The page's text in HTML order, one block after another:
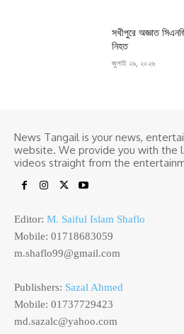
সখীপুরে অজ্ঞাত
নিহত
জুলাই ২৯, ২০২৬
News Tangail is your news,
website. We provide you with the
videos straight from the
Editor: M. Saiful Islam Shaflo
Mobile: 01718683059
m.shaflo99@gmail.com
Publishers: Sazal Ahmed
Mobile: 01737729423
md.sazalc@yahoo.com